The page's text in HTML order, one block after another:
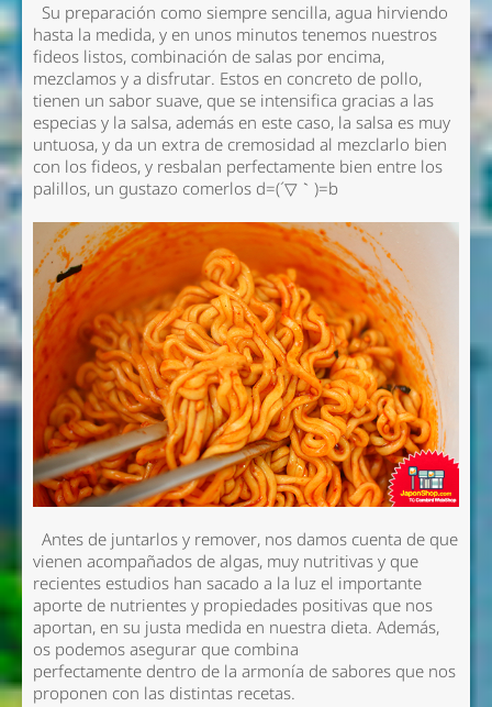
Su preparación como siempre sencilla, agua hirviendo
hasta la medida, y en unos minutos tenemos nuestros
fideos listos, combinación de salas por encima,
mezclamos y a disfrutar. Estos en concreto de pollo,
tienen un sabor suave, que se intensifica gracias a las
especias y la salsa, además en este caso, la salsa es muy
untuosa, y da un extra de cremosidad al mezclarlo bien
con los fideos, y resbalan perfectamente bien entre los
palillos, un gustazo comerlos d=(´▽｀)=b
Antes de juntarlos y remover, nos damos cuenta de que
vienen acompañados de algas, muy nutritivas y que
recientes estudios han sacado a la luz el importante
aporte de nutrientes y propiedades positivas que nos
aportan, en su justa medida en nuestra dieta. Además,
os podemos asegurar que combina
perfectamente dentro de la armonía de sabores que nos
proponen con las distintas recetas.